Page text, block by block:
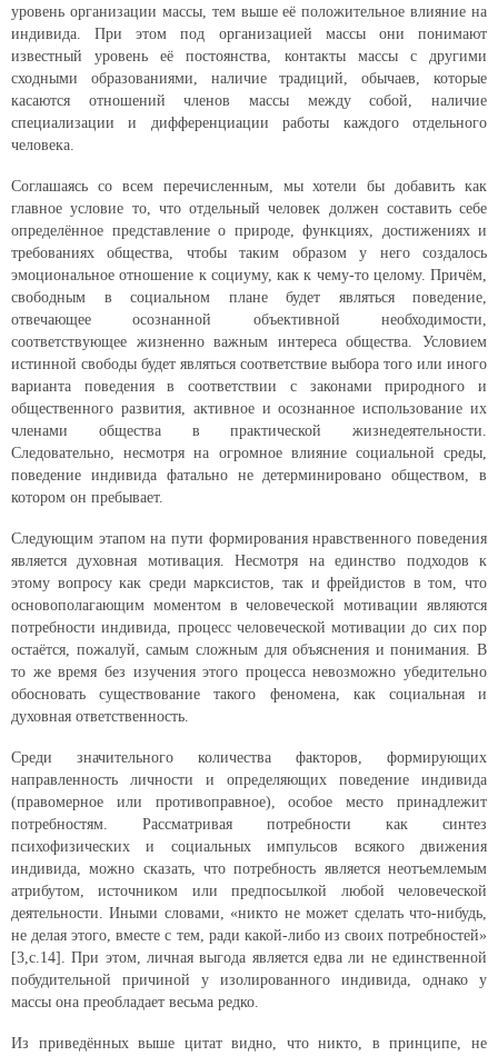
уровень организации массы, тем выше её положительное влияние на
индивида. При этом под организацией массы они понимают
известный уровень её постоянства, контакты массы с другими
сходными образованиями, наличие традиций, обычаев, которые
касаются отношений членов массы между собой, наличие
специализации и дифференциации работы каждого отдельного
человека.
Соглашаясь со всем перечисленным, мы хотели бы добавить как
главное условие то, что отдельный человек должен составить себе
определённое представление о природе, функциях, достижениях и
требованиях общества, чтобы таким образом у него создалось
эмоциональное отношение к социуму, как к чему-то целому. Причём,
свободным в социальном плане будет являться поведение,
отвечающее осознанной объективной необходимости,
соответствующее жизненно важным интереса общества. Условием
истинной свободы будет являться соответствие выбора того или иного
варианта поведения в соответствии с законами природного и
общественного развития, активное и осознанное использование их
членами общества в практической жизнедеятельности.
Следовательно, несмотря на огромное влияние социальной среды,
поведение индивида фатально не детерминировано обществом, в
котором он пребывает.
Следующим этапом на пути формирования нравственного поведения
является духовная мотивация. Несмотря на единство подходов к
этому вопросу как среди марксистов, так и фрейдистов в том, что
основополагающим моментом в человеческой мотивации являются
потребности индивида, процесс человеческой мотивации до сих пор
остаётся, пожалуй, самым сложным для объяснения и понимания. В
то же время без изучения этого процесса невозможно убедительно
обосновать существование такого феномена, как социальная и
духовная ответственность.
Среди значительного количества факторов, формирующих
направленность личности и определяющих поведение индивида
(правомерное или противоправное), особое место принадлежит
потребностям. Рассматривая потребности как синтез
психофизических и социальных импульсов всякого движения
индивида, можно сказать, что потребность является неотъемлемым
атрибутом, источником или предпосылкой любой человеческой
деятельности. Иными словами, «никто не может сделать что-нибудь,
не делая этого, вместе с тем, ради какой-либо из своих потребностей»
[3,с.14]. При этом, личная выгода является едва ли не единственной
побудительной причиной у изолированного индивида, однако у
массы она преобладает весьма редко.
Из приведённых выше цитат видно, что никто, в принципе, не